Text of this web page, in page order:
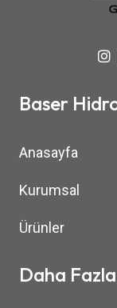
Baser
Anasayfa
Kurumsal
Ürünler
Daha Fazla